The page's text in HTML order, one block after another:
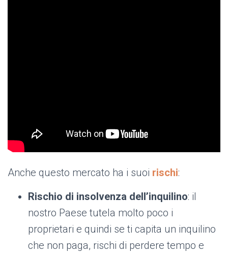
Anche questo mercato ha i suoi rischi:
Rischio di insolvenza dell’inquilino: il
nostro Paese tutela molto poco i
proprietari e quindi se ti capita un inquilino
che non paga, rischi di perdere tempo e